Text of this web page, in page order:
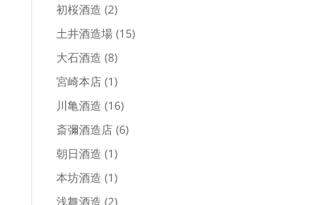
初桜酒造 (2)
土井酒造場 (15)
大石酒造 (8)
宮崎本店 (1)
川亀酒造 (16)
斎彌酒造店 (6)
朝日酒造 (1)
本坊酒造 (1)
浅舞酒造 (2)